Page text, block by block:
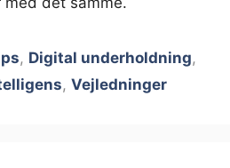
, Digital underholdning,
, Vejledninger